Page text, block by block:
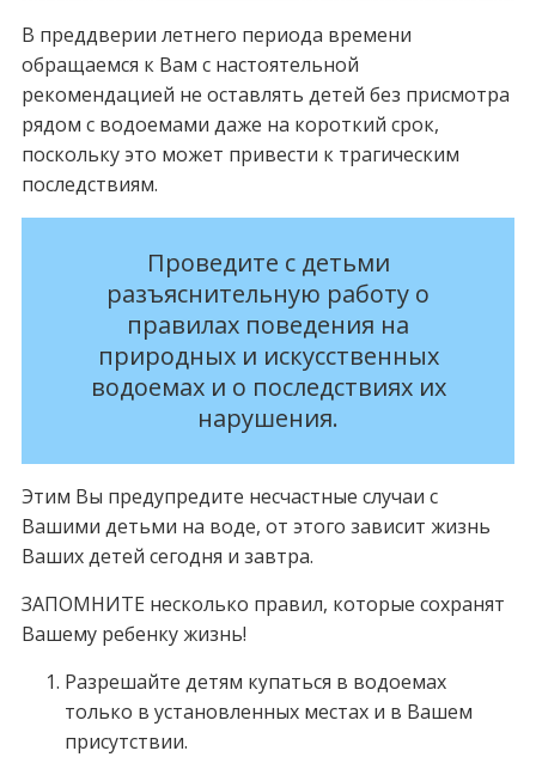
В преддверии летнего периода времени
обращаемся к Вам с настоятельной
рекомендацией не оставлять детей без присмотра
рядом с водоемами даже на короткий срок,
поскольку это может привести к трагическим
последствиям.
Проведите с детьми
разъяснительную работу о
правилах поведения на
природных и искусственных
водоемах и о последствиях их
нарушения.
Этим Вы предупредите несчастные случаи с
Вашими детьми на воде, от этого зависит жизнь
Ваших детей сегодня и завтра.
ЗАПОМНИТЕ несколько правил, которые сохранят
Вашему ребенку жизнь!
Разрешайте детям купаться в водоемах
только в установленных местах и в Вашем
присутствии.